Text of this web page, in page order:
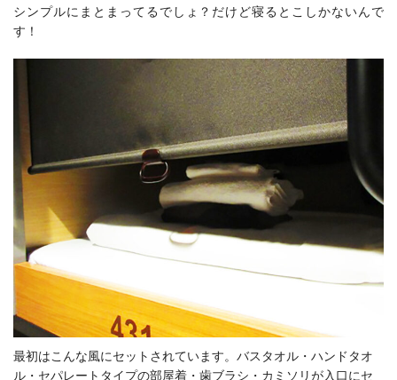
シンプルにまとまってるでしょ？だけど寝るとこしかないんで
す！
最初はこんな風にセットされています。バスタオル・ハンドタオ
ル・セパレートタイプの部屋着・歯ブラシ・カミソリが入口にセ